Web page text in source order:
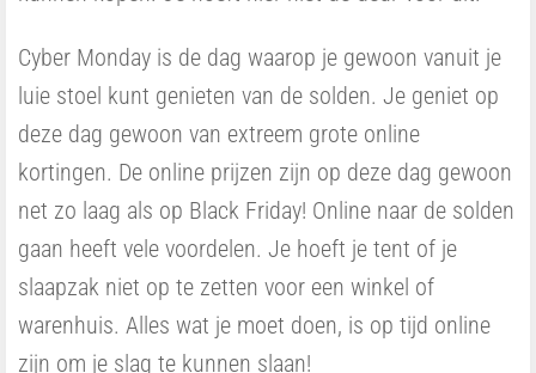
Cyber Monday is de dag waarop je gewoon vanuit je
luie stoel kunt genieten van de solden. Je geniet op
deze dag gewoon van extreem grote online
kortingen. De online prijzen zijn op deze dag gewoon
net zo laag als op Black Friday! Online naar de solden
gaan heeft vele voordelen. Je hoeft je tent of je
slaapzak niet op te zetten voor een winkel of
warenhuis. Alles wat je moet doen, is op tijd online
zijn om je slag te kunnen slaan!